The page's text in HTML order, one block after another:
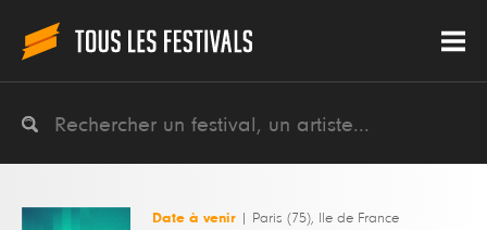
Date à venir Paris (75), Ile de France